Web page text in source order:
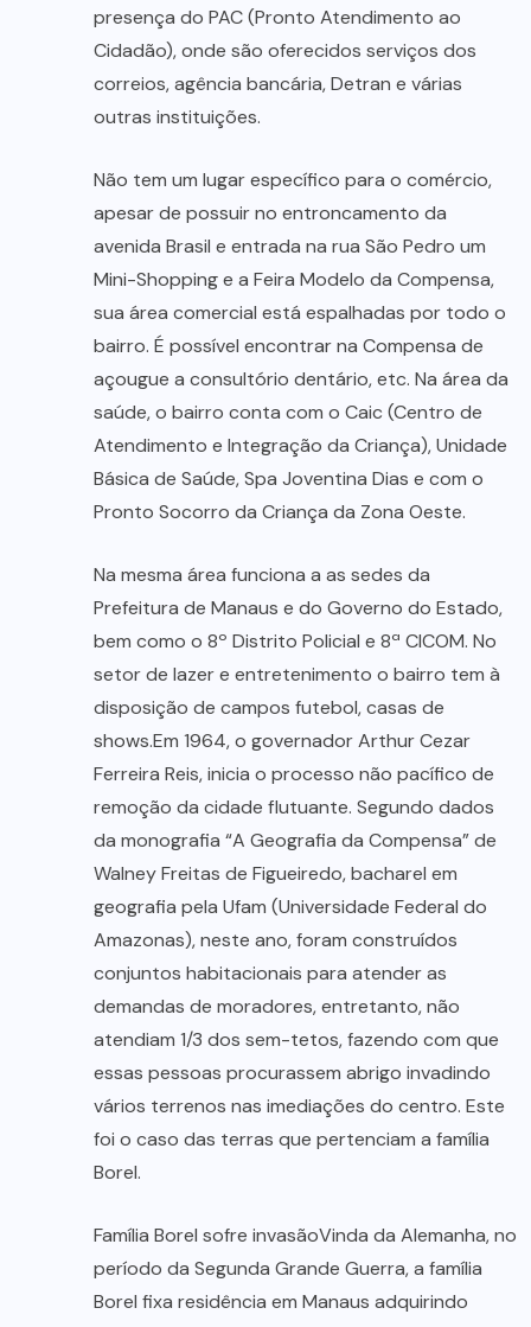
presença do PAC (Pronto Atendimento ao
Cidadão), onde são oferecidos serviços dos
correios, agência bancária, Detran e várias
outras instituições.
Não tem um lugar específico para o comércio,
apesar de possuir no entroncamento da
avenida Brasil e entrada na rua São Pedro um
Mini-Shopping e a Feira Modelo da Compensa,
sua área comercial está espalhadas por todo o
bairro. É possível encontrar na Compensa de
açougue a consultório dentário, etc. Na área da
saúde, o bairro conta com o Caic (Centro de
Atendimento e Integração da Criança), Unidade
Básica de Saúde, Spa Joventina Dias e com o
Pronto Socorro da Criança da Zona Oeste.
Na mesma área funciona a as sedes da
Prefeitura de Manaus e do Governo do Estado,
bem como o 8º Distrito Policial e 8ª CICOM. No
setor de lazer e entretenimento o bairro tem à
disposição de campos futebol, casas de
shows.Em 1964, o governador Arthur Cezar
Ferreira Reis, inicia o processo não pacífico de
remoção da cidade flutuante. Segundo dados
da monografia “A Geografia da Compensa” de
Walney Freitas de Figueiredo, bacharel em
geografia pela Ufam (Universidade Federal do
Amazonas), neste ano, foram construídos
conjuntos habitacionais para atender as
demandas de moradores, entretanto, não
atendiam 1/3 dos sem-tetos, fazendo com que
essas pessoas procurassem abrigo invadindo
vários terrenos nas imediações do centro. Este
foi o caso das terras que pertenciam a família
Borel.
Família Borel sofre invasãoVinda da Alemanha, no
período da Segunda Grande Guerra, a família
Borel fixa residência em Manaus adquirindo